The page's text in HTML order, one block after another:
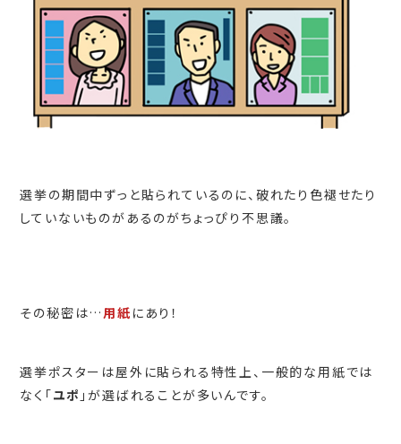
選挙の期間中ずっと貼られているのに、破れたり色褪せたり
していないものがあるのがちょっぴり不思議。
その秘密は…用紙 にあり！
選挙ポスターは屋外に貼られる特性上、一般的な用紙では
なく「ユポ 」が選ばれることが多いんです。